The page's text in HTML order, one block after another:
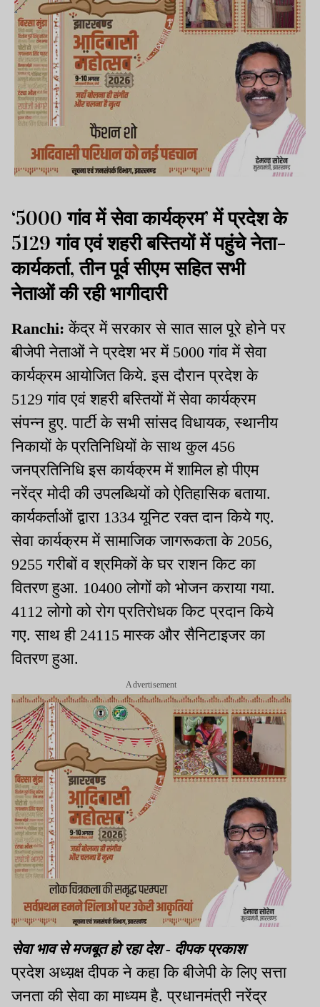
‘5000 गांव में सेवा कार्यक्रम’ में प्रदेश के
5129 गांव एवं शहरी बस्तियों में पहुंचे नेता-
कार्यकर्ता, तीन पूर्व सीएम सहित सभी
नेताओं की रही भागीदारी
Ranchi: केंद्र में सरकार से सात साल पूरे होने पर
बीजेपी नेताओं ने प्रदेश भर में 5000 गांव में सेवा
कार्यक्रम आयोजित किये. इस दौरान प्रदेश के
5129 गांव एवं शहरी बस्तियों में सेवा कार्यक्रम
संपन्न हुए. पार्टी के सभी सांसद विधायक, स्थानीय
निकायों के प्रतिनिधियों के साथ कुल 456
जनप्रतिनिधि इस कार्यक्रम में शामिल हो पीएम
नरेंद्र मोदी की उपलब्धियों को ऐतिहासिक बताया.
कार्यकर्ताओं द्वारा 1334 यूनिट रक्त दान किये गए.
सेवा कार्यक्रम में सामाजिक जागरूकता के 2056,
9255 गरीबों व श्रमिकों के घर राशन किट का
वितरण हुआ. 10400 लोगों को भोजन कराया गया.
4112 लोगो को रोग प्रतिरोधक किट प्रदान किये
गए. साथ ही 24115 मास्क और सैनिटाइजर का
वितरण हुआ.
Advertisement
सेवा भाव से मजबूत हो रहा देश - दीपक प्रकाश
प्रदेश अध्य़क्ष दीपक ने कहा कि बीजेपी के लिए सत्ता
जनता की सेवा का माध्यम है. प्रधानमंत्री नरेंद्र